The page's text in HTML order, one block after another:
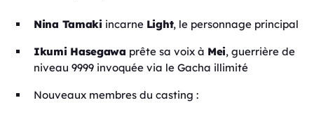
Nina Tamaki incarne Light, le personnage principal
Ikumi Hasegawa prête sa voix à Mei, guerrière de
niveau 9999 invoquée via le Gacha illimité
Nouveaux membres du casting :